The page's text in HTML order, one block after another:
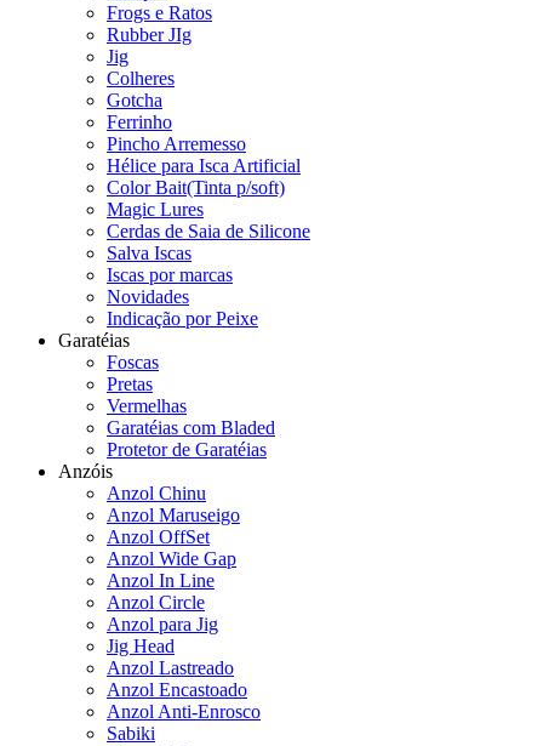
Frogs e Ratos
Rubber JIg
Jig
Colheres
Gotcha
Ferrinho
Pincho Arremesso
Hélice para Isca Artificial
Color Bait(Tinta p/soft)
Magic Lures
Cerdas de Saia de Silicone
Salva Iscas
Iscas por marcas
Novidades
Indicação por Peixe
Garatéias
Foscas
Pretas
Vermelhas
Garatéias com Bladed
Protetor de Garatéias
Anzóis
Anzol Chinu
Anzol Maruseigo
Anzol OffSet
Anzol Wide Gap
Anzol In Line
Anzol Circle
Anzol para Jig
Jig Head
Anzol Lastreado
Anzol Encastoado
Anzol Anti-Enrosco
Sabiki